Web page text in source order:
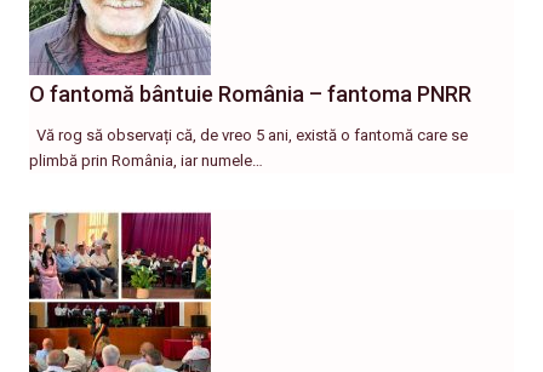
O fantomă bântuie România – fantoma PNRR
Vă rog să observați că, de vreo 5 ani, există o fantomă care se
plimbă prin România, iar numele…